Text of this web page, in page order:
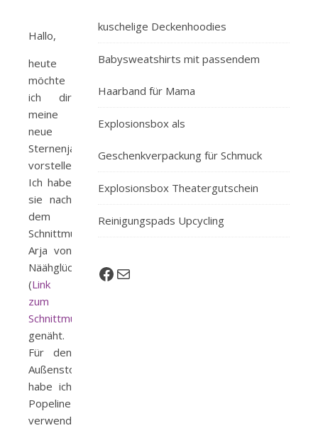
Hallo,
heute
möchte
ich dir
meine
neue
Sternenjacke
vorstellen.
Ich habe
sie nach
dem
Schnittmuster
Arja von
Näähglück
(Link
zum
Schnittmuster
genäht.
Für den
Außenstoff
habe ich
Popeline
verwendet.
kuschelige Deckenhoodies
Babysweatshirts mit passendem
Haarband für Mama
Explosionsbox als
Geschenkverpackung für Schmuck
Explosionsbox Theatergutschein
Reinigungspads Upcycling
Facebook
E-Mail